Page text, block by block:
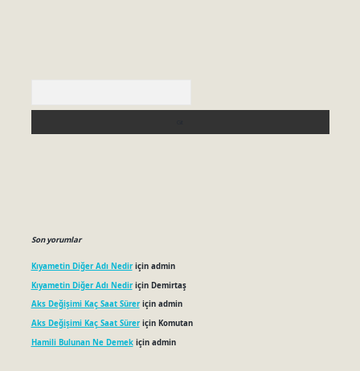
Son yorumlar
Kıyametin Diğer Adı Nediriçin admin
Kıyametin Diğer Adı Nediriçin Demirtaş
Aks Değişimi Kaç Saat Süreriçin admin
Aks Değişimi Kaç Saat Süreriçin Komutan
Hamili Bulunan Ne Demekiçin admin